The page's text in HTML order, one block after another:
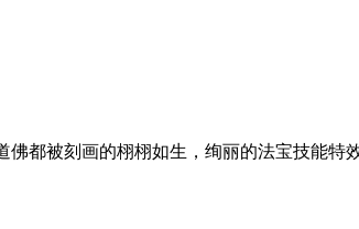
都被刻画的栩栩如生，绚丽的法宝技能特